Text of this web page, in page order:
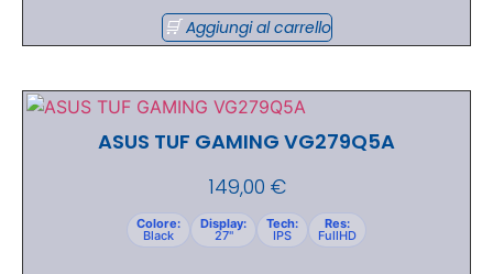
Aggiungi al carrello
ASUS TUF GAMING VG279Q5A
149,00 €
Colore:
Black
Display:
27"
Tech:
IPS
Res:
FullHD